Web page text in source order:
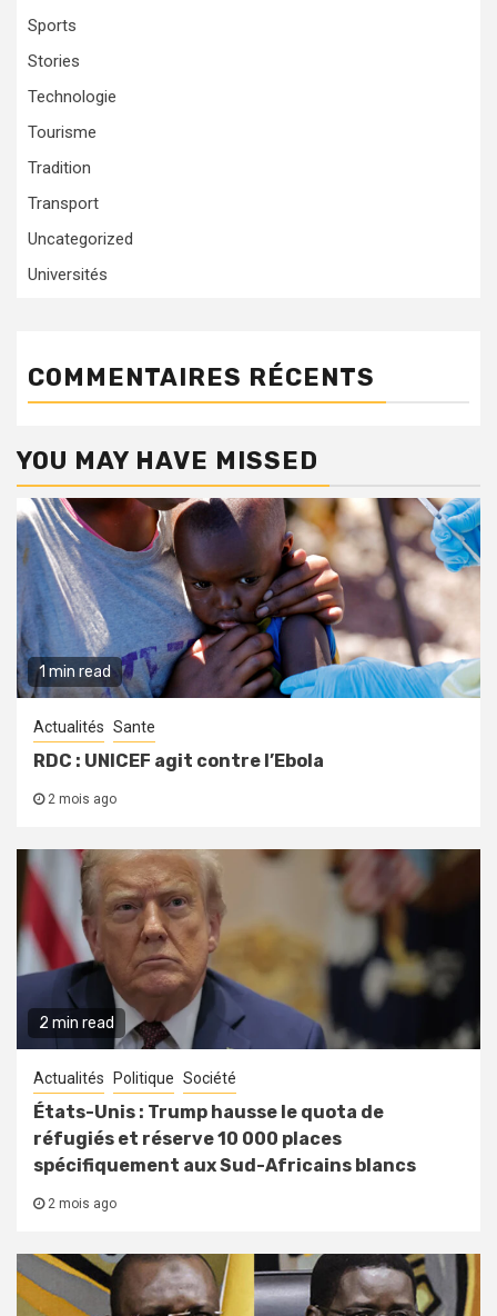
Sports
Stories
Technologie
Tourisme
Tradition
Transport
Uncategorized
Universités
COMMENTAIRES RÉCENTS
YOU MAY HAVE MISSED
1 min read
Actualités Sante
RDC : UNICEF agit contre l’Ebola
2 mois ago
2 min read
Actualités Politique Société
États-Unis : Trump hausse le quota de
réfugiés et réserve 10 000 places
spécifiquement aux Sud-Africains blancs
2 mois ago